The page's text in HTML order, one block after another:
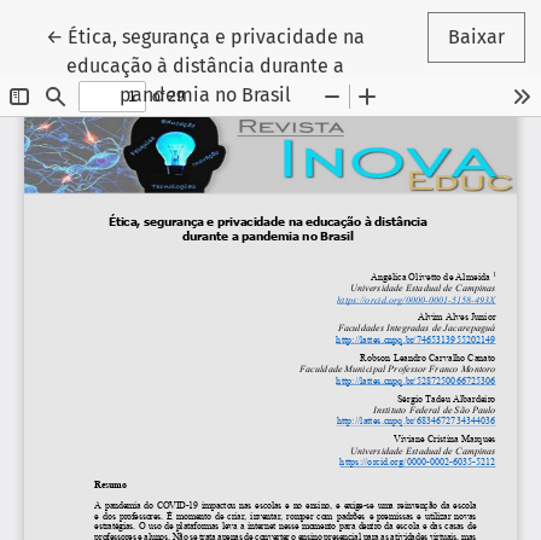
← Voltar aos Detalhes do Artigo
Ética, segurança e privacidade na
educação à distância durante a
pandemia no Brasil
Baixar